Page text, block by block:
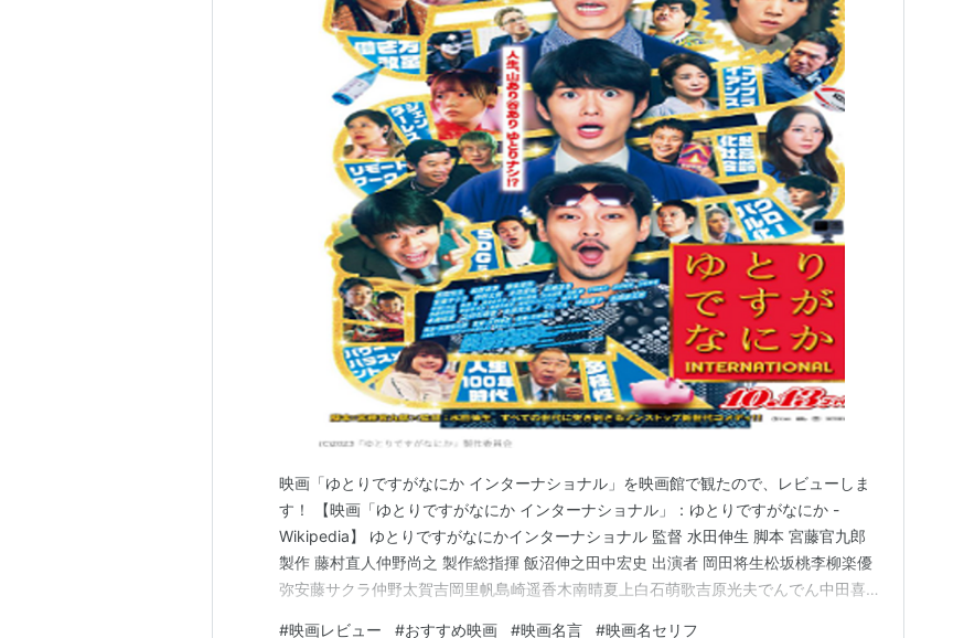
映画「ゆとりですがなにか インターナショナル」を映画館で観たので、レビューしま
す！ 【映画「ゆとりですがなにか インターナショナル」：ゆとりですがなにか -
Wikipedia】 ゆとりですがなにかインターナショナル 監督 水田伸生 脚本 宮藤官九郎
製作 藤村直人仲野尚之 製作総指揮 飯沼伸之田中宏史 出演者 岡田将生松坂桃李柳楽優
弥安藤サクラ仲野太賀吉岡里帆島崎遥香木南晴夏上白石萌歌吉原光夫でんでん中田喜子
#映画レビュー #おすすめ映画 #映画名言 #映画名セリフ